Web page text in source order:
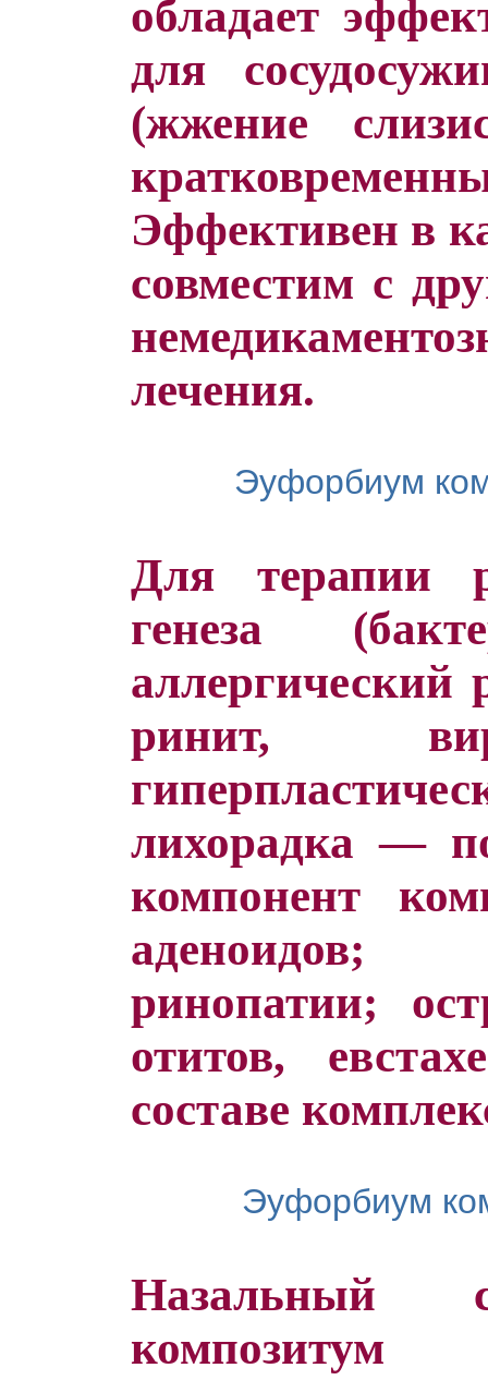
обладает
для
(жжение
Эффективен в
совместим с
лечения.
Эуфорбиум
Для терапии
генеза
аллергический
ринит,
лихорадка —
компонент
аденоидов;
ринопатии;
отитов,
составе
Эуфорбиум
Назальный
композитум